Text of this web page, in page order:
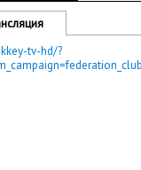
tv-hd/?